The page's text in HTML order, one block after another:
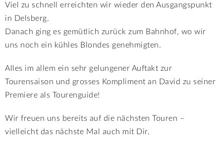
Viel zu schnell erreichten wir wieder den Ausgangspunkt
in Delsberg.
Danach ging es gemütlich zurück zum Bahnhof, wo wir
uns noch ein kühles Blondes genehmigten.
Alles im allem ein sehr gelungener Auftakt zur
Tourensaison und grosses Kompliment an David zu seiner
Premiere als Tourenguide!
Wir freuen uns bereits auf die nächsten Touren –
vielleicht das nächste Mal auch mit Dir.